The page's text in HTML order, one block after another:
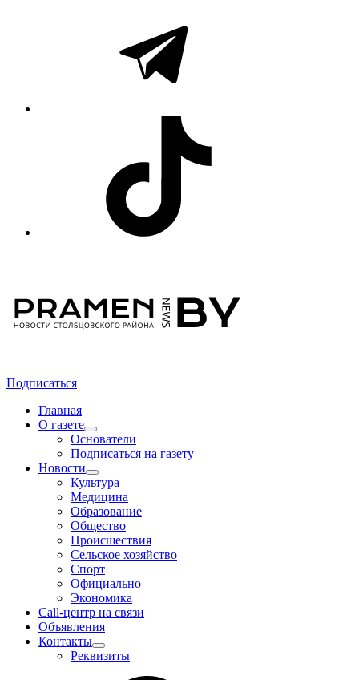
Подписаться
Главная
О газете
Основатели
Подписаться на газету
Новости
Культура
Медицина
Образование
Общество
Происшествия
Сельское хозяйство
Спорт
Официально
Экономика
Call-центр на связи
Объявления
Контакты
Реквизиты